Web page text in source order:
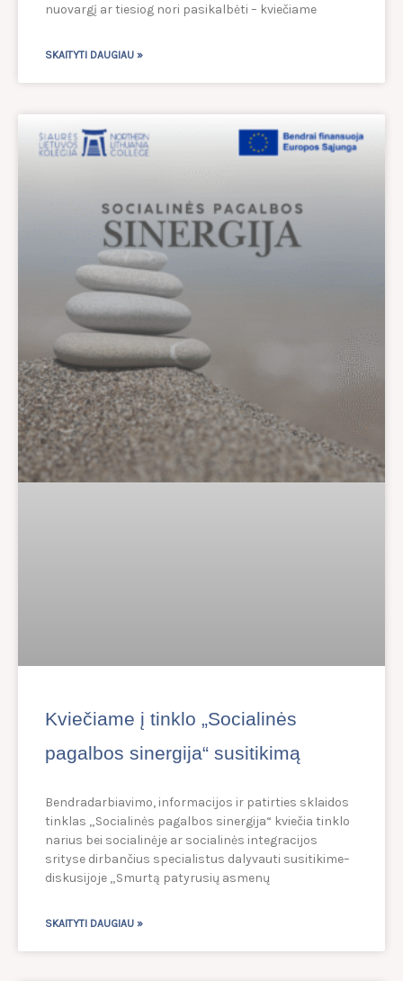
nuovargį ar tiesiog nori pasikalbėti – kviečiame
SKAITYTI DAUGIAU »
Kviečiame į tinklo „Socialinės
pagalbos sinergija“ susitikimą
Bendradarbiavimo, informacijos ir patirties sklaidos
tinklas „Socialinės pagalbos sinergija“ kviečia tinklo
narius bei socialinėje ar socialinės integracijos
srityse dirbančius specialistus dalyvauti susitikime–
diskusijoje „Smurtą patyrusių asmenų
SKAITYTI DAUGIAU »